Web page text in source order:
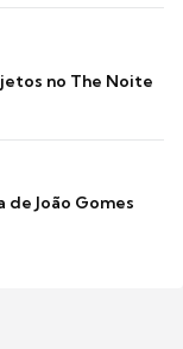
no The Noite
João Gomes